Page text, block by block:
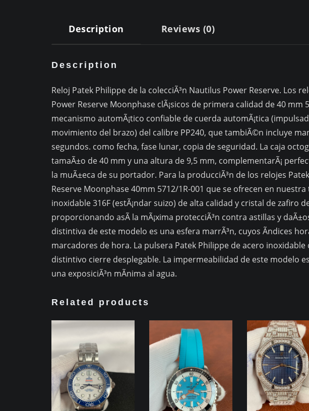
quantity
Description Reviews (0)
Description
Reloj Patek Philippe de la colecciÃ³n Nautilus Power Reserve. Los
Power Reserve Moonphase clÃ¡sicos de primera calidad de 40 mm
mecanismo automÃ¡tico confiable de cuerda automÃ¡tica
movimiento del brazo) del calibre PP240, que tambiÃ©n incluye
segundos. como fecha, fase lunar, copia de seguridad. La caja
tamaÃ±o de 40 mm y una altura de 9,5 mm, complementarÃ¡
la muÃ±eca de su portador. Para la producciÃ³n de los relojes
Reserve Moonphase 40mm 5712/1R-001 que se ofrecen en
inoxidable 316F (estÃ¡ndar suizo) de alta calidad y cristal de zafiro
proporcionando asÃ­ la mÃ¡xima protecciÃ³n contra astillas y
distintiva de este modelo es una esfera marrÃ³n, cuyos Ã­ndices
marcadores de hora. La pulsera Patek Philippe de acero
distintivo cierre desplegable. La impermeabilidad de este modelo
una exposiciÃ³n mÃ­nima al agua.
Related products